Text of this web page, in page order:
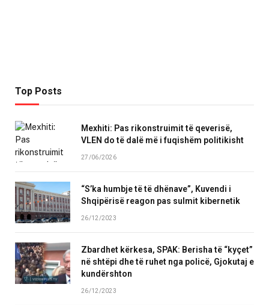
Top Posts
Mexhiti: Pas rikonstruimit të qeverisë,
VLEN do të dalë më i fuqishëm politikisht
27/06/2026
“S’ka humbje të të dhënave”, Kuvendi i
Shqipërisë reagon pas sulmit kibernetik
26/12/2023
Zbardhet kërkesa, SPAK: Berisha të “kyçet”
në shtëpi dhe të ruhet nga policë, Gjokutaj e
kundërshton
26/12/2023